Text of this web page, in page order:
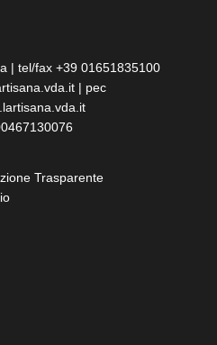
| tel/fax +39 01651835100
| pec
Trasparente